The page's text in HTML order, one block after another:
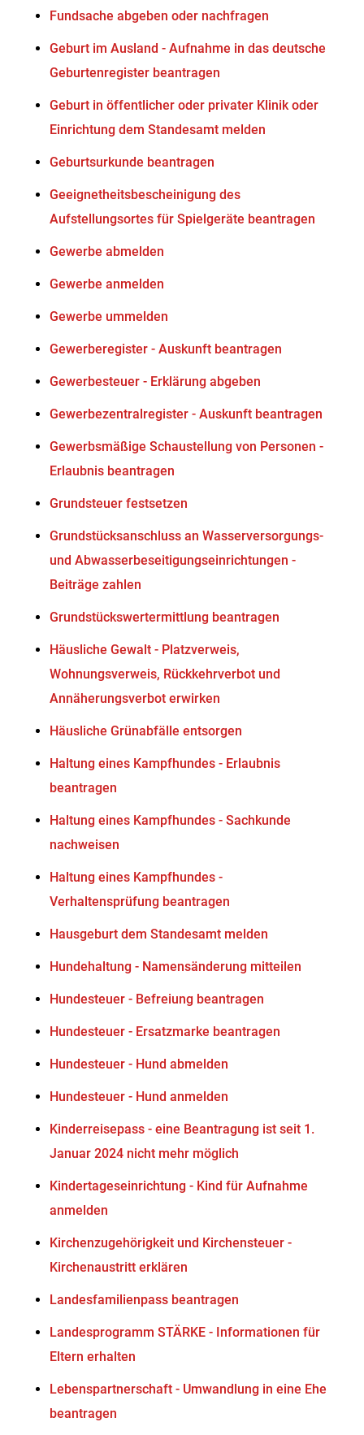
Fundsache abgeben oder nachfragen
Geburt im Ausland - Aufnahme in das deutsche
Geburtenregister beantragen
Geburt in öffentlicher oder privater Klinik oder
Einrichtung dem Standesamt melden
Geburtsurkunde beantragen
Geeignetheitsbescheinigung des
Aufstellungsortes für Spielgeräte beantragen
Gewerbe abmelden
Gewerbe anmelden
Gewerbe ummelden
Gewerberegister - Auskunft beantragen
Gewerbesteuer - Erklärung abgeben
Gewerbezentralregister - Auskunft beantragen
Gewerbsmäßige Schaustellung von Personen -
Erlaubnis beantragen
Grundsteuer festsetzen
Grundstücksanschluss an Wasserversorgungs-
und Abwasserbeseitigungseinrichtungen -
Beiträge zahlen
Grundstückswertermittlung beantragen
Häusliche Gewalt - Platzverweis,
Wohnungsverweis, Rückkehrverbot und
Annäherungsverbot erwirken
Häusliche Grünabfälle entsorgen
Haltung eines Kampfhundes - Erlaubnis
beantragen
Haltung eines Kampfhundes - Sachkunde
nachweisen
Haltung eines Kampfhundes -
Verhaltensprüfung beantragen
Hausgeburt dem Standesamt melden
Hundehaltung - Namensänderung mitteilen
Hundesteuer - Befreiung beantragen
Hundesteuer - Ersatzmarke beantragen
Hundesteuer - Hund abmelden
Hundesteuer - Hund anmelden
Kinderreisepass - eine Beantragung ist seit 1.
Januar 2024 nicht mehr möglich
Kindertageseinrichtung - Kind für Aufnahme
anmelden
Kirchenzugehörigkeit und Kirchensteuer -
Kirchenaustritt erklären
Landesfamilienpass beantragen
Landesprogramm STÄRKE - Informationen für
Eltern erhalten
Lebenspartnerschaft - Umwandlung in eine Ehe
beantragen